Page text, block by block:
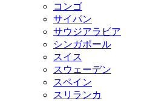
コンゴ
サイパン
サウジアラビア
シンガポール
スイス
スウェーデン
スペイン
スリランカ